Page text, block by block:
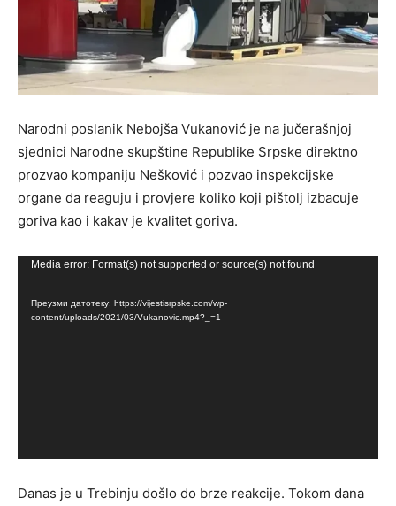
Narodni poslanik Nebojša Vukanović je na jučerašnjoj
sjednici Narodne skupštine Republike Srpske direktno
prozvao kompaniju Nešković i pozvao inspekcijske
organe da reaguju i provjere koliko koji pištolj izbacuje
goriva kao i kakav je kvalitet goriva.
Прегледач
записа
Media error: Format(s) not supported or source(s) not found
Преузми датотеку: https://vijestisrpske.com/wp-
content/uploads/2021/03/Vukanovic.mp4?_=1
Danas je u Trebinju došlo do brze reakcije. Tokom dana